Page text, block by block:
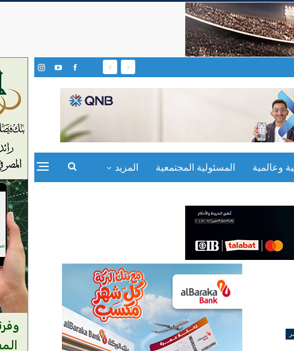
وعالمية المسئولية المجتمعية المزيد